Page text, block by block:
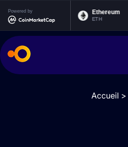
Powered by
-0.02%
Ethereum $1,905.37
ETH
Accueil >